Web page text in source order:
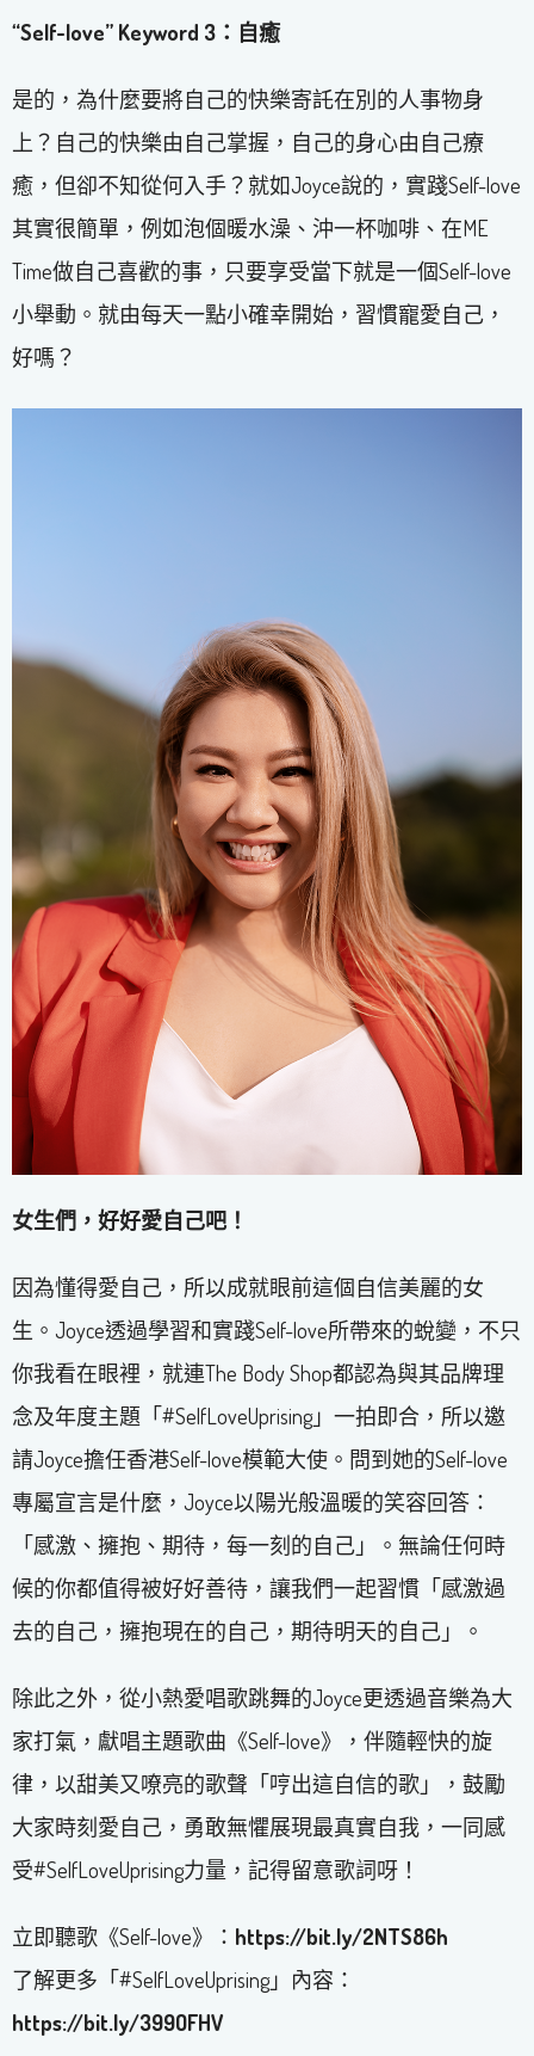
“Self-love” Keyword 3：自癒
是的，為什麼要將自己的快樂寄託在別的人事物身
上？自己的快樂由自己掌握，自己的身心由自己療
癒，但卻不知從何入手？就如Joyce說的，實踐Self-love
其實很簡單，例如泡個暖水澡、沖一杯咖啡、在ME
Time做自己喜歡的事，只要享受當下就是一個Self-love
小舉動。就由每天一點小確幸開始，習慣寵愛自己，
好嗎？
女生們，好好愛自己吧！
因為懂得愛自己，所以成就眼前這個自信美麗的女
生。Joyce透過學習和實踐Self-love所帶來的蛻變，不只
你我看在眼裡，就連The Body Shop都認為與其品牌理
念及年度主題「#SelfLoveUprising」一拍即合，所以邀
請Joyce擔任香港Self-love模範大使。問到她的Self-love
專屬宣言是什麼，Joyce以陽光般溫暖的笑容回答：
「感激、擁抱、期待，每一刻的自己」。無論任何時
候的你都值得被好好善待，讓我們一起習慣「感激過
去的自己，擁抱現在的自己，期待明天的自己」。
除此之外，從小熱愛唱歌跳舞的Joyce更透過音樂為大
家打氣，獻唱主題歌曲《Self-love》，伴隨輕快的旋
律，以甜美又嘹亮的歌聲「哼出這自信的歌」，鼓勵
大家時刻愛自己，勇敢無懼展現最真實自我，一同感
受#SelfLoveUprising力量，記得留意歌詞呀！
立即聽歌《Self-love》： https://bit.ly/2NTS86h
了解更多「#SelfLoveUprising」內容：
https://bit.ly/399OFHV